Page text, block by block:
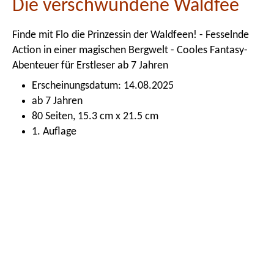
Die verschwundene Waldfee
Finde mit Flo die Prinzessin der Waldfeen! - Fesselnde
Action in einer magischen Bergwelt - Cooles Fantasy-
Abenteuer für Erstleser ab 7 Jahren
Erscheinungsdatum: 14.08.2025
ab 7 Jahren
80 Seiten, 15.3 cm x 21.5 cm
1. Auflage